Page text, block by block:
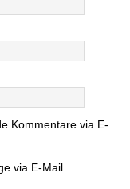
Kommentare via E-
via E-Mail.